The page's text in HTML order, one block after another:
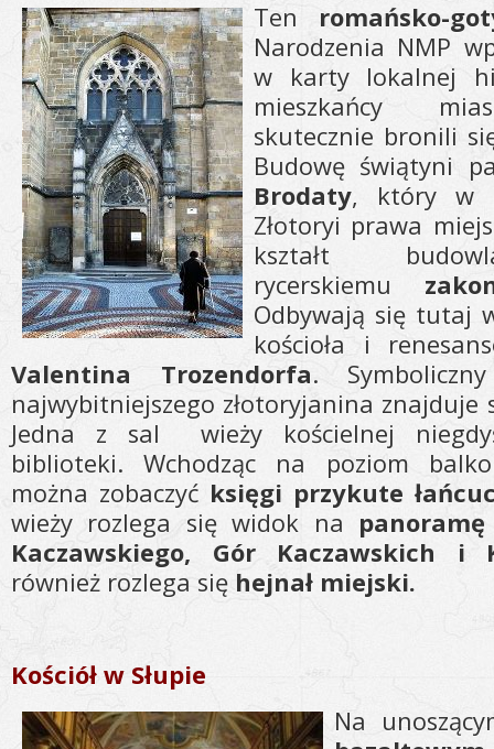
Ten romańsko-
Narodzenia NMP
w karty lokalnej
mieszkańcy
skutecznie bronili
Budowę świątyni
Brodaty, który w
Złotoryi prawa
kształt
rycerskiemu
Odbywają się tutaj
kościoła i
Valentina Trozendorfa.
najwybitniejszego złotoryjanina znajduje
Jedna z sal wieży kościelnej
biblioteki. Wchodząc na poziom
można zobaczyć księgi przykute
wieży rozlega się widok na
Kaczawskiego, Gór Kaczawskich i
również rozlega się hejnał miejski.
Kościół w Słupie
Na